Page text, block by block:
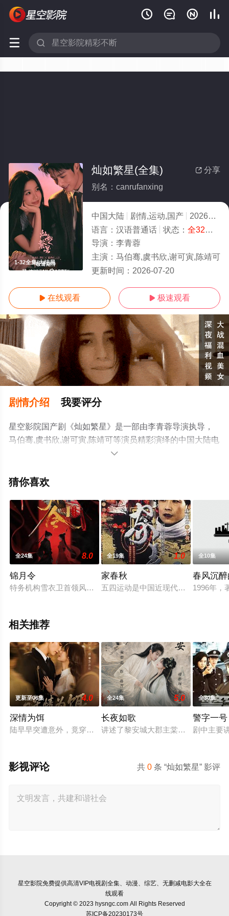
   
 
1-32全集/大结局
 分享
灿如繁星(全集)
别名：canrufanxing
中国大陆 剧情,运动,国产 2026
3.0
语言： 汉语普通话 状态： 全32集
导演： 李青蓉
主演： 马伯骞,虞书欣,谢可寅,陈靖可
更新时间： 2026-07-20
 在线观看  极速观看
剧情介绍 我要评分
星空影院国产剧《灿如繁星》是一部由李青蓉导演执导，
马伯骞,虞书欣,谢可寅,陈靖可等演员精彩演绎的中国大陆电
视剧，大结局剧情已揭晓（1-32全集），免费观看高清未
步至豆瓣电视剧、电视猫或剧情网等平台了解。

猜你喜欢
全24集 8.0
锦月令
特务机构雪衣卫首领风作人奉嘉帝之命，潜入定远侯府寻找前朝
全19集 1.0
家春秋
五四运动是中国近现代史上具有重要
全10集
春风沉
1996年，
相关推荐
更新至06集 4.0
深情为饵
陆早早突遭意外，竟穿越成民国少夫人苏沐晚，醒来，却是丈
全24集 5.0
长夜如歌
讲述了黎安城大郡主棠溪槿与烈云峥
全30集
警字一号
剧中主要
共0 条 “灿如繁星” 影评
影视评论
星空影院免费提供高清VIP电视剧全集、动漫、综艺、无删减电影大全在
线观看
Copyright © 2023 hysngc.com All Rights Reserved
苏ICP备20230173号